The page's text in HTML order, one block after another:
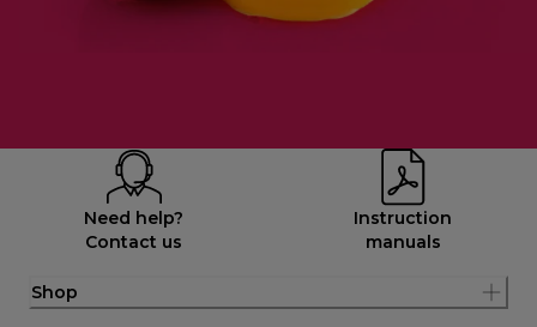
Need help?
Contact us
Instruction
manuals
Shop